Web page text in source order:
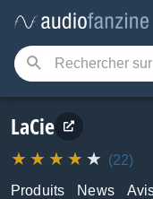
LaCie
(22)
Produits
News